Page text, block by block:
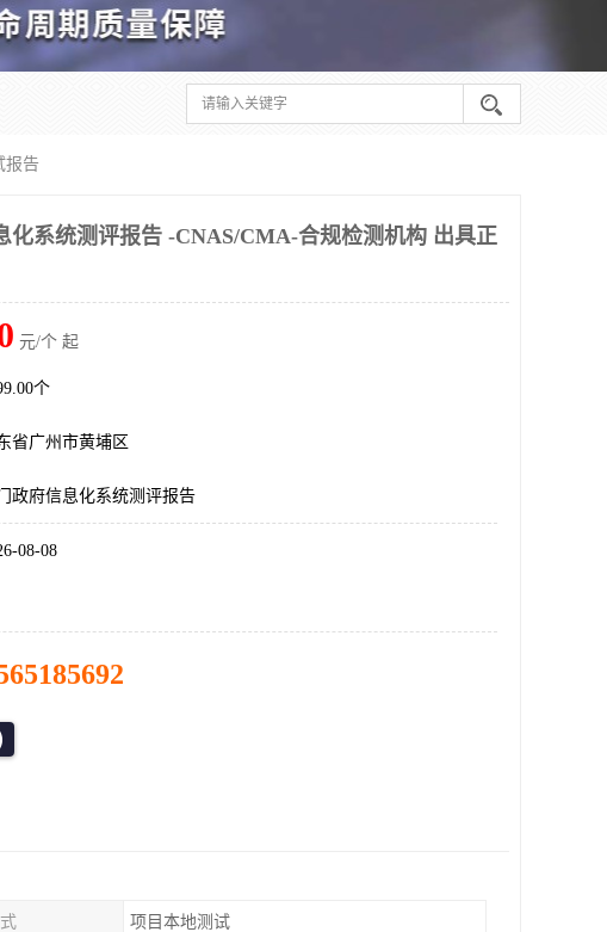
报告
化系统测评报告 -CNAS/CMA-合规检测机构 出具正
元/个 起
个
省广州市黄埔区
政府信息化系统测评报告
08-08
项目本地测试